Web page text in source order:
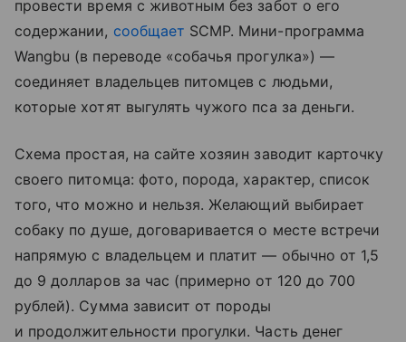
провести время с животным без забот о его
содержании, сообщает SCMP. Мини-программа
Wangbu (в переводе «собачья прогулка») —
соединяет владельцев питомцев с людьми,
которые хотят выгулять чужого пса за деньги.
Схема простая, на сайте хозяин заводит карточку
своего питомца: фото, порода, характер, список
того, что можно и нельзя. Желающий выбирает
собаку по душе, договаривается о месте встречи
напрямую с владельцем и платит — обычно от 1,5
до 9 долларов за час (примерно от 120 до 700
рублей). Сумма зависит от породы
и продолжительности прогулки. Часть денег